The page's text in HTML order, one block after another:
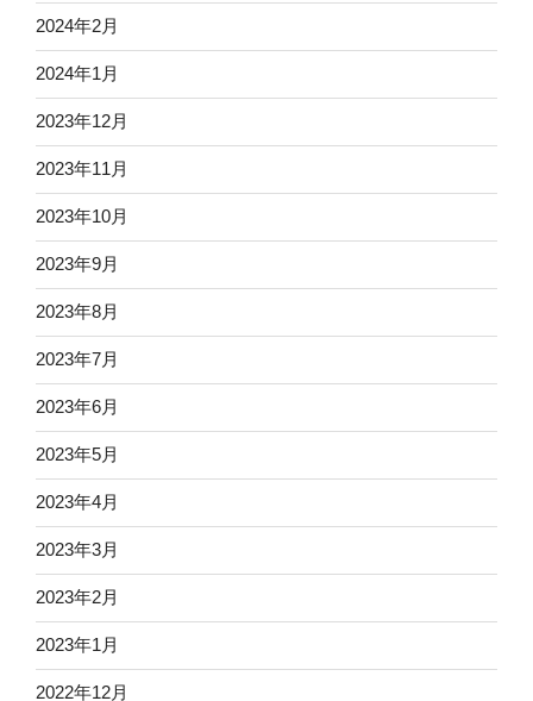
2024年2月
2024年1月
2023年12月
2023年11月
2023年10月
2023年9月
2023年8月
2023年7月
2023年6月
2023年5月
2023年4月
2023年3月
2023年2月
2023年1月
2022年12月